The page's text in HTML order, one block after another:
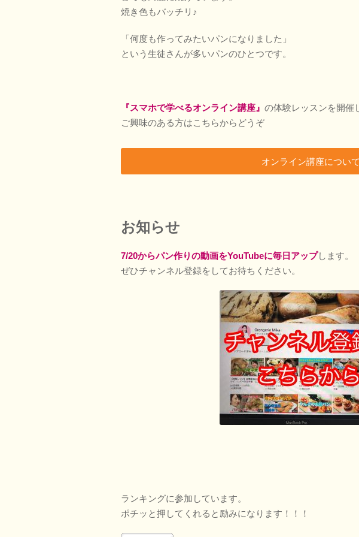
焼き色もバッチリ♪
「何度も作ってみたいパンになりました」
という生徒さんが多いパンのひとつです。
『スマホで学べるオンライン講座』 の体験レッスンを開催
ご興味のある方はこちらからどうぞ
オンライン講座について
お知らせ
7/20からパン作りの動画をYouTubeに毎日アップします。
ぜひチャンネル登録をしてお待ちください。
ランキングに参加しています。
ポチッと押してくれると励みになります！！！